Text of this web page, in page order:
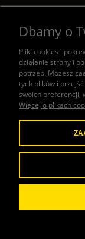
W
Dbamy o
Pliki cookies i
działanie strony i
potrzeb. Możesz
tych plików i
swoich preferencji,
Więcej o plikach